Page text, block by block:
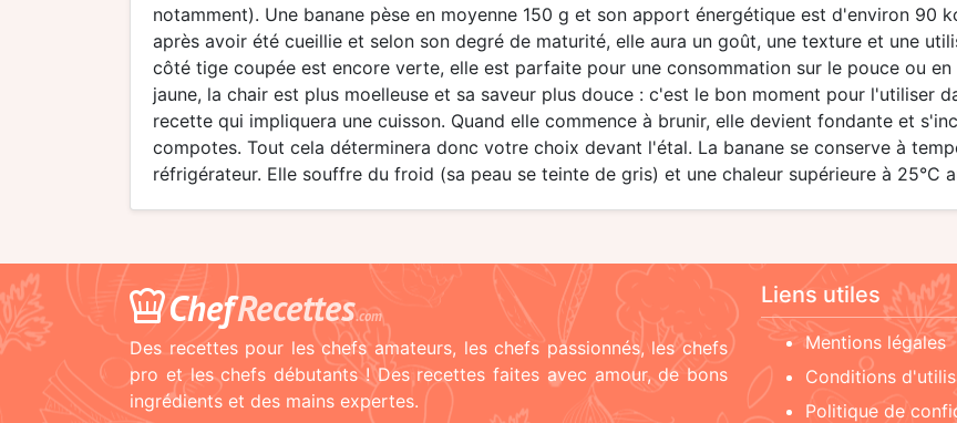
notamment). Une banane pèse en moyenne 150 g et son apport énergétique est d'environ 90
après avoir été cueillie et selon son degré de maturité, elle aura un goût, une texture et une
côté tige coupée est encore verte, elle est parfaite pour une consommation sur le pouce ou
jaune, la chair est plus moelleuse et sa saveur plus douce : c'est le bon moment pour l'utiliser
recette qui impliquera une cuisson. Quand elle commence à brunir, elle devient fondante et
compotes. Tout cela déterminera donc votre choix devant l'étal. La banane se conserve à
réfrigérateur. Elle souffre du froid (sa peau se teinte de gris) et une chaleur supérieure à 25°C
ChefRecettes.com
Des recettes pour les chefs amateurs, les chefs passionnés, les chefs
pro et les chefs débutants ! Des recettes faites avec amour, de bons
ingrédients et des mains expertes.
Liens utiles
Mentions légales
Conditions
Politique de